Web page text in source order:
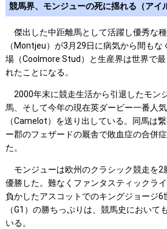
競馬界、モンジューの死に揺れる（アイ
傑出した中距離馬として活躍し優秀な
（Montjeu）が3月29日に病気から間も
場（Coolmore Stud）と生産界は世界で
れたことになる。
2000年末に競走生活から引退したモン
馬、そして今年の現在英ダービー一番人
（Camelot）を送り出している。同馬は
ー郡のフェザードの厩舎で敗血症の合併
た。
モンジューは欧州のクラシック競走を2
優勝した。難なくファンタスティックラ
負かしたアスコットでのキングジョージ6
（G1）の勝ちっぷりは、競馬史において
いる。